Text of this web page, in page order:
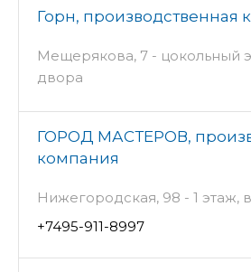
Горн, производственная
Мещерякова, 7 - цокольный
двора
ГОРОД МАСТЕРОВ,
компания
Нижегородская, 98 - 1 этаж,
+7495-911-8997